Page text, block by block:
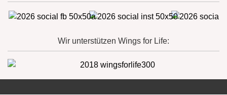
Wir unterstützen Wings for Life: